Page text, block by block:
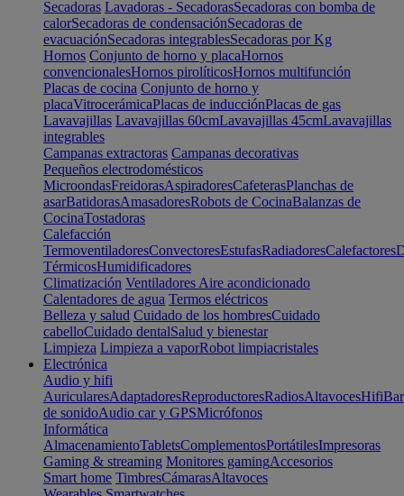
Secadoras Lavadoras - SecadorasSecadoras con bomba de
calorSecadoras de condensaciónSecadoras de
evacuaciónSecadoras integrablesSecadoras por Kg
Hornos Conjunto de horno y placaHornos
convencionalesHornos pirolíticosHornos multifunción
Placas de cocina Conjunto de horno y
placaVitrocerámicaPlacas de inducciónPlacas de gas
Lavavajillas Lavavajillas 60cmLavavajillas 45cmLavavajillas
integrables
Campanas extractoras Campanas decorativas
Pequeños electrodomésticos
MicroondasFreidorasAspiradoresCafeterasPlanchas de
asarBatidorasAmasadoresRobots de CocinaBalanzas de
CocinaTostadoras
Calefacción
TermoventiladoresConvectoresEstufasRadiadoresCalefactores
TérmicosHumidificadores
Climatización Ventiladores Aire acondicionado
Calentadores de agua Termos eléctricos
Belleza y salud Cuidado de los hombresCuidado
cabelloCuidado dentalSalud y bienestar
Limpieza Limpieza a vaporRobot limpiacristales
Electrónica
Audio y hifi
AuricularesAdaptadoresReproductoresRadiosAltavocesHifi
de sonidoAudio car y GPSMicrófonos
Informática
AlmacenamientoTabletsComplementosPortátilesImpresoras
Gaming & streaming Monitores gamingAccesorios
Smart home TimbresCámarasAltavoces